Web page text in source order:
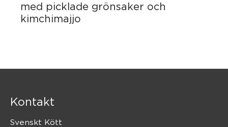
med picklade grönsaker och
kimchimajjo
Kontakt
Svenskt Kött